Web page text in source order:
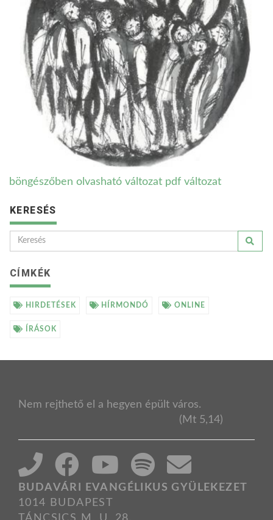
böngészőben olvasható változat pdf változat
KERESÉS
CÍMKÉK
HIRDETÉSEK HÍRMONDÓ ONLINE
ÍRÁSOK
Nem rejthető el a hegyen épült város.
(Mt 5,14)
BUDAVÁRI EVANGÉLIKUS GYÜLEKEZET
1014 BUDAPEST
TÁNCSICS M. U. 28.